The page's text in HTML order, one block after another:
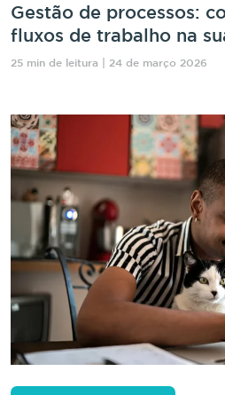
Gestão de processos:
fluxos de trabalho na
25 min de leitura | 24 de março 2026